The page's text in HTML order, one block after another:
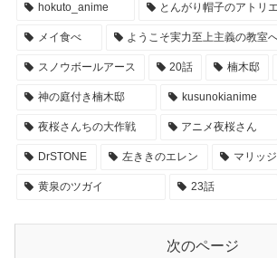
hokuto_anime とんがり帽子のアトリエ
メイ食べ ようこそ実力至上主義の教室
スノウボールアース 20話 楠木邸
神の庭付き楠木邸 kusunokianime
夜桜さんちの大作戦 アニメ夜桜さん
DrSTONE 左ききのエレン マリッ
黄泉のツガイ 23話
次のページ